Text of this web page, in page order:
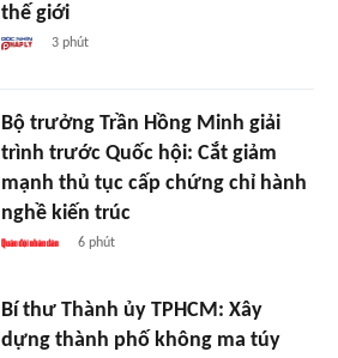
thế giới
3 phút
Bộ trưởng Trần Hồng Minh giải
trình trước Quốc hội: Cắt giảm
mạnh thủ tục cấp chứng chỉ hành
nghề kiến trúc
6 phút
Bí thư Thành ủy TPHCM: Xây
dựng thành phố không ma túy